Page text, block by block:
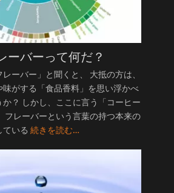
ーバーって何だ？
ーバー」と聞くと、 大抵の方は、
味がする「食品香料」を思い浮かべ
か？ しかし、ここに言う「コーヒー
フレーバーという言葉の持つ本来の
いる 続きを読む…